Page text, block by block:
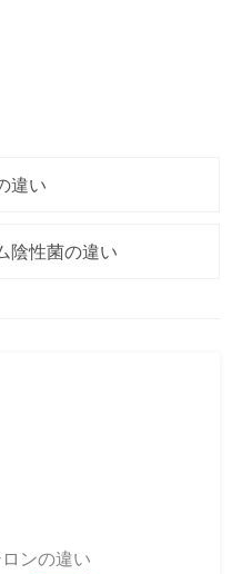
違い
陰性菌の違い
ンの違い